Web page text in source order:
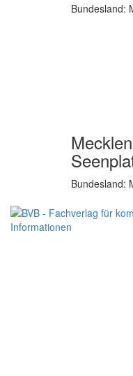
Bundesland:
Bundesland: